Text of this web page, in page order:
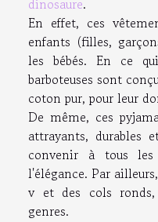
dinosaure.
En effet, ces
enfants (filles,
les bébés. En ce
barboteuses sont
coton pur, pour leur
De même, ces
attrayants, durables
convenir à tous
l'élégance. Par
v et des cols
genres.